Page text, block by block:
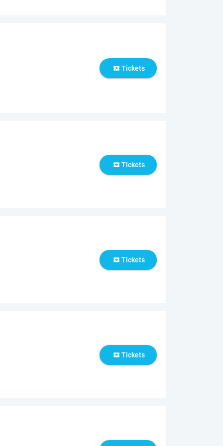
local_activity Tickets
local_activity Tickets
local_activity Tickets
local_activity Tickets